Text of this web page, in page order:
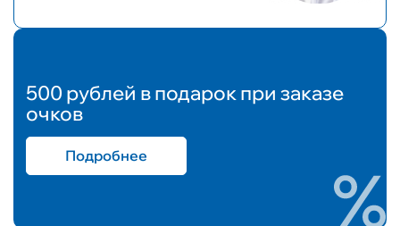
500 рублей в подарок при заказе
очков
Подробнее